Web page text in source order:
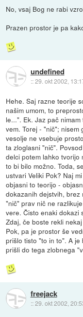
No, vsaj Bog ne rabi
Prazen prostor je pa
undefined
::29. okt 2002,
Hehe. Saj razne teorije
našim umom, to
le...". Ek. Jaz pač
vem. Torej - "nič";
vesolje ne vsebuje
ta zloglasni "nič".
delci potem lahko tvorijo
to bi bilo možno. Toda,
ustvari Veliki Pok? Naj
objasni to teorijo -
dokazanih dejstvih,
"nič" prav nič ne
vere. Čisto enaki dokazi
Zdaj, če boste rekli
Pok, pa je prostor še
prišlo tisto "to in to". A
prišli do tega zlobnega
freejack
::29. okt 2002,